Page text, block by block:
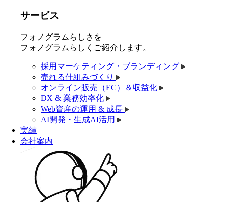
サービス
フォノグラムらしさを
フォノグラムらしくご紹介します。
採用マーケティング・ブランディング
売れる仕組みづくり
オンライン販売（EC）＆収益化
DX & 業務効率化
Web資産の運用 & 成長
AI開発・生成AI活用
実績
会社案内